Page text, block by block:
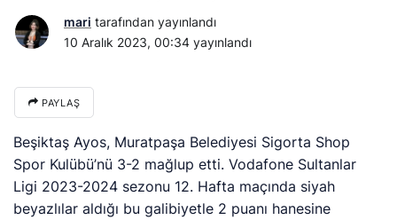
mari tarafından yayınlandı
10 Aralık 2023, 00:34 yayınlandı
PAYLAŞ
Beşiktaş Ayos, Muratpaşa Belediyesi Sigorta Shop
Spor Kulübü’nü 3-2 mağlup etti. Vodafone Sultanlar
Ligi 2023-2024 sezonu 12. Hafta maçında siyah
beyazlılar aldığı bu galibiyetle 2 puanı hanesine